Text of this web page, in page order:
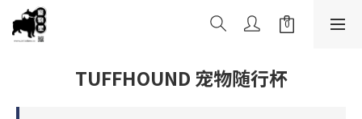
TUFFHOUND 宠物随行杯